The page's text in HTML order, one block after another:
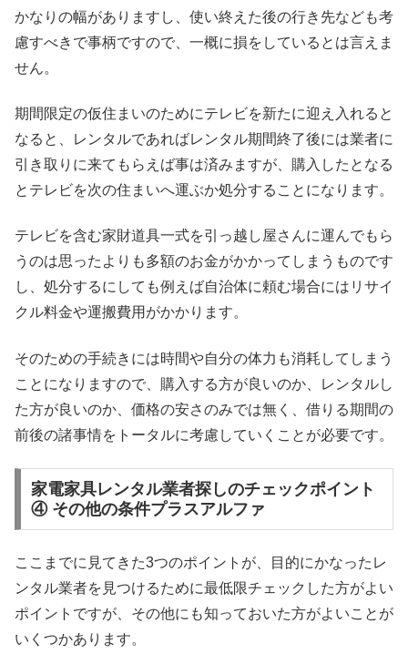
かなりの幅がありますし、使い終えた後の行き先なども考
慮すべきで事柄ですので、一概に損をしているとは言えま
せん。
期間限定の仮住まいのためにテレビを新たに迎え入れると
なると、レンタルであればレンタル期間終了後には業者に
引き取りに来てもらえば事は済みますが、購入したとなる
とテレビを次の住まいへ運ぶか処分することになります。
テレビを含む家財道具一式を引っ越し屋さんに運んでもら
うのは思ったよりも多額のお金がかかってしまうものです
し、処分するにしても例えば自治体に頼む場合にはリサイ
クル料金や運搬費用がかかります。
そのための手続きには時間や自分の体力も消耗してしまう
ことになりますので、購入する方が良いのか、レンタルし
た方が良いのか、価格の安さのみでは無く、借りる期間の
前後の諸事情をトータルに考慮していくことが必要です。
家電家具レンタル業者探しのチェックポイント
④ その他の条件プラスアルファ
ここまでに見てきた3つのポイントが、目的にかなったレ
ンタル業者を見つけるために最低限チェックした方がよい
ポイントですが、その他にも知っておいた方がよいことが
いくつかあります。